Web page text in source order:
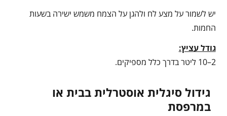
יש לשמור על מצע לח ולהגן על הצמח משמש ישירה בשעות
החמות.
גודל עציץ:
2–10 ליטר בדרך כלל מספיקים.
גידול סיגלית אוסטרלית בבית או
במרפסת